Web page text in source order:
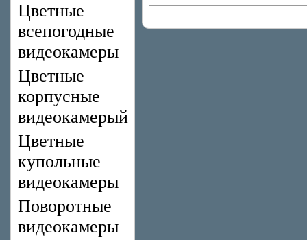
Цветные
всепогодные
видеокамеры
Цветные
корпусные
видеокамерый
Цветные
купольные
видеокамеры
Поворотные
видеокамеры